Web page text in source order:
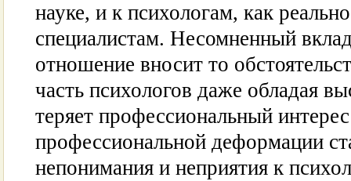
науке, и к психологам, как
специалистам. Несомненный
отношение вносит то
часть психологов даже обладая
теряет профессиональный
профессиональной деформации
непонимания и неприятия к